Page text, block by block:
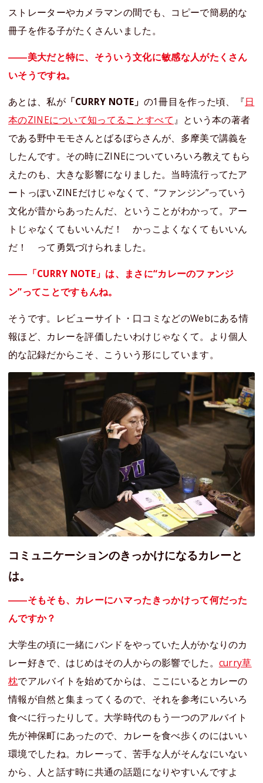
ストレーターやカメラマンの間でも、コピーで簡易的な
冊子を作る子がたくさんいました。
――美大だと特に、そういう文化に敏感な人がたくさん
いそうですね。
あとは、私が「CURRY NOTE」 の1冊目を作った頃、『日
本のZINEについて知ってることすべて』という本の著者
である野中モモさんとばるぼらさんが、多摩美で講義を
したんです。その時にZINEについていろいろ教えてもら
えたのも、大きな影響になりました。当時流行ってたア
ートっぽいZINEだけじゃなくて、“ファンジン”っていう
文化が昔からあったんだ、ということがわかって。アー
トじゃなくてもいいんだ！ かっこよくなくてもいいん
だ！ って勇気づけられました。
――「CURRY NOTE」は、まさに“カレーのファンジ
ン”ってことですもんね。
そうです。レビューサイト・口コミなどのWebにある情
報ほど、カレーを評価したいわけじゃなくて。より個人
的な記録だからこそ、こういう形にしています。
コミュニケーションのきっかけになるカレーと
は。
――そもそも、カレーにハマったきっかけって何だった
んですか？
大学生の頃に一緒にバンドをやっていた人がかなりのカ
レー好きで、はじめはその人からの影響でした。 curry草
枕でアルバイトを始めてからは、ここにいるとカレーの
情報が自然と集まってくるので、それを参考にいろいろ
食べに行ったりして。大学時代のもう一つのアルバイト
先が神保町にあったので、カレーを食べ歩くのにはいい
環境でしたね。カレーって、苦手な人がそんなにいない
から、人と話す時に共通の話題になりやすいんですよ